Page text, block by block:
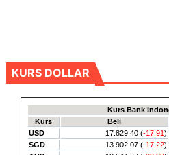
KURS DOLLAR